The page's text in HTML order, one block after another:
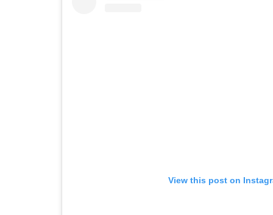
View this post on